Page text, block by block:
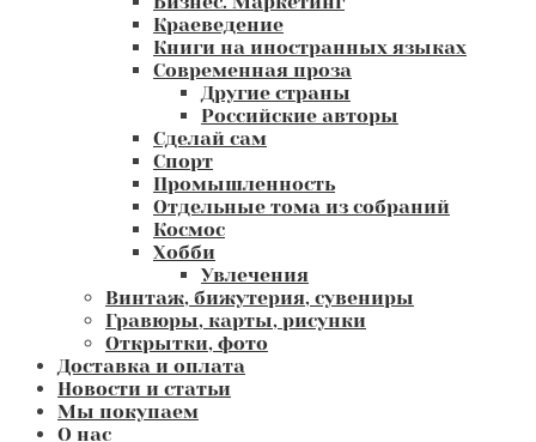
Краеведение
Книги на иностранных языках
Современная проза
Другие страны
Российские авторы
Сделай сам
Спорт
Промышленность
Отдельные тома из собраний
Космос
Хобби
Увлечения
Винтаж, бижутерия, сувениры
Гравюры, карты, рисунки
Открытки, фото
Доставка и оплата
Новости и статьи
Мы покупаем
О нас